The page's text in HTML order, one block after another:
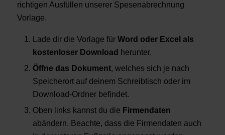
richtigen Ausfüllen unserer Spesenabrechnung
Vorlage.
Lade dir die Vorlage für Word oder Excel als
kostenloser Download herunter.
Öffne das Dokument, welches sich je nach
Speicherort auf deinem Schreibtisch oder im
Download-Ordner befindet.
Oben links kannst du die Firmendaten
abändern. Beachte, dass die Firmendaten auch